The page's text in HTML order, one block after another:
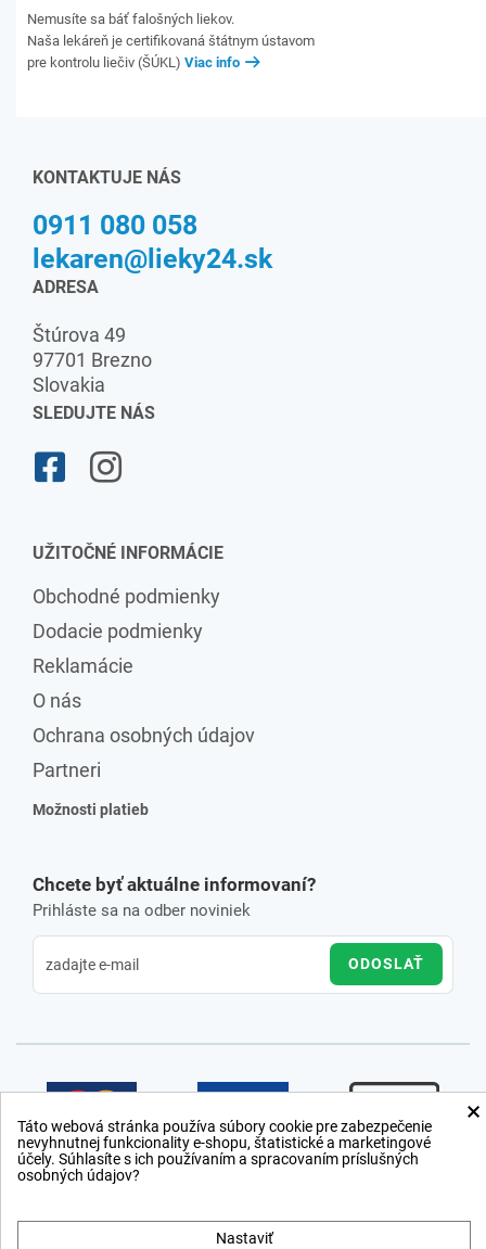
Nemusíte sa báť falošných liekov.
Naša lekáreň je certifikovaná štátnym ústavom
pre kontrolu liečiv (ŠÚKL) Viac info
KONTAKTUJE NÁS
0911 080 058
lekaren@lieky24.sk
ADRESA
Štúrova 49
97701 Brezno
Slovakia
SLEDUJTE NÁS
UŽITOČNÉ INFORMÁCIE
Obchodné podmienky
Dodacie podmienky
Reklamácie
O nás
Ochrana osobných údajov
Partneri
Možnosti platieb
Chcete byť aktuálne informovaní?
Prihláste sa na odber noviniek
ODOSLAŤ
×
Táto webová stránka používa súbory cookie pre zabezpečenie
nevyhnutnej funkcionality e-shopu, štatistické a marketingové
účely. Súhlasíte s ich používaním a spracovaním príslušných
osobných údajov?
Nastaviť